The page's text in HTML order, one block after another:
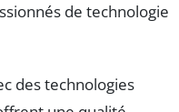
de technologie
des technologies